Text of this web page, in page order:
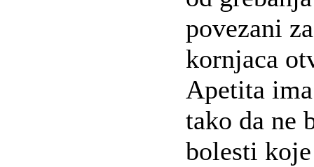
povezani
kornjaca
Apetita
tako da ne
bolesti